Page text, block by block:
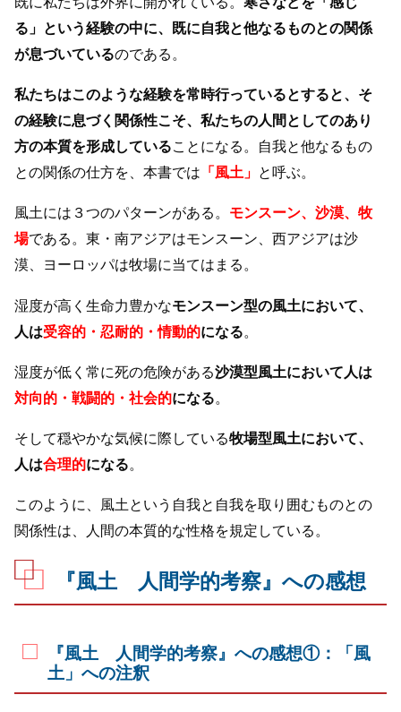
る」という経験の中に、既に自我と他なるものとの関係
が息づいているのである。
私たちはこのような経験を常時行っているとすると、そ
の経験に息づく関係性こそ、私たちの人間としてのあり
方の本質を形成していることになる。自我と他なるもの
との関係の仕方を、本書では 「風土」 と呼ぶ。
風土には３つのパターンがある。 モンスーン、沙漠、牧
場である。東・南アジアはモンスーン、西アジアは沙
漠、ヨーロッパは牧場に当てはまる。
湿度が高く生命力豊かなモンスーン型の風土において、
人は受容的・忍耐的・情動的になる。
湿度が低く常に死の危険がある沙漠型風土において人は
対向的・戦闘的・社会的になる。
そして穏やかな気候に際している牧場型風土において、
人は合理的になる。
このように、風土という自我と自我を取り囲むものとの
関係性は、人間の本質的な性格を規定している。
『風土 人間学的考察』への感想
『風土 人間学的考察』への感想①：「風
土」への注釈